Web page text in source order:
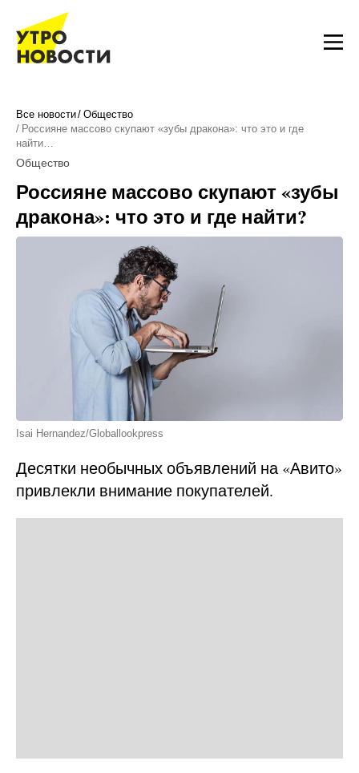
Все новости Общество
Россияне массово скупают «зубы дракона»: что это и где
найти…
Общество
Россияне массово скупают «зубы
дракона»: что это и где найти?
Isai Hernandez/Globallookpress
Десятки необычных объявлений на «Авито»
привлекли внимание покупателей.